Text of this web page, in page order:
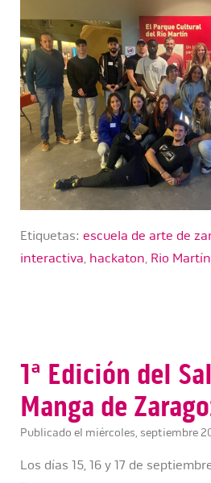
Etiquetas: escuela de arte de
interactiva, hackaton, Rio Martín
1ª Edición del
Manga de
Publicado el miércoles, septiembre
Los días 15, 16 y 17 de